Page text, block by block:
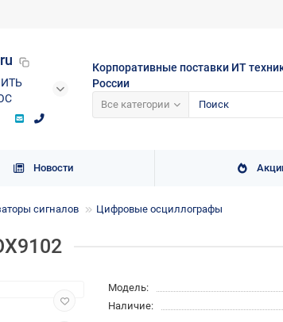
Корпоративные поставки ИТ
России
Все категории
Новости
сигналов Цифровые осциллографы
Модель:
Наличие: